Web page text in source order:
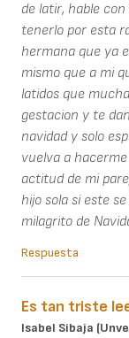
de latir, hable
tenerlo por esta
hermana que ya
mismo que a mi
latidos que
gestacion y te
navidad y solo
vuelva a
actitud de mi
hijo sola si este
milagrito de
Respuesta
Es tan triste
Isabel Sibaja